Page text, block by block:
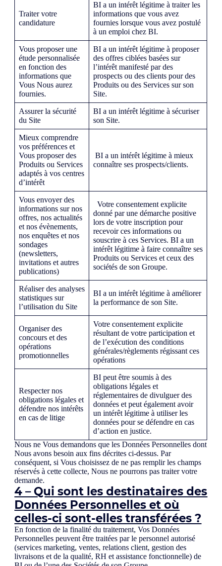
Traiter votre
candidature
BI a un intérêt légitime à traiter les
informations que vous avez
fournies lorsque vous avez postulé
à un emploi chez BI.
Vous proposer une
étude personnalisée
en fonction des
informations que
Vous Nous aurez
fournies.
BI a un intérêt légitime à proposer
des offres ciblées basées sur
l’intérêt manifesté par des
prospects ou des clients pour des
Produits ou des Services sur son
Site.
Assurer la sécurité
du Site
BI a un intérêt légitime à sécuriser
son Site.
Mieux comprendre
vos préférences et
Vous proposer des
Produits ou Services
adaptés à vos centres
d’intérêt
BI a un intérêt légitime à mieux
connaître ses prospects/clients.
Vous envoyer des
informations sur nos
offres, nos actualités
et nos évènements,
nos enquêtes et nos
sondages
(newsletters,
invitations et autres
publications)
Votre consentement explicite
donné par une démarche positive
lors de votre inscription pour
recevoir ces informations ou
souscrire à ces Services. BI a un
intérêt légitime à faire connaître ses
Produits ou Services et ceux des
sociétés de son Groupe.
Réaliser des analyses
statistiques sur
l’utilisation du Site
BI a un intérêt légitime à améliorer
la performance de son Site.
Organiser des
concours et des
opérations
promotionnelles
Votre consentement explicite
résultant de votre participation et
de l’exécution des conditions
générales/règlements régissant ces
opérations
Respecter nos
obligations légales et
défendre nos intérêts
en cas de litige
BI peut être soumis à des
obligations légales et
réglementaires de divulguer des
données et peut également avoir
un intérêt légitime à utiliser les
données pour se défendre en cas
d’action en justice.
Nous ne Vous demandons que les Données Personnelles dont
Nous avons besoin aux fins décrites ci-dessus. Par
conséquent, si Vous choisissez de ne pas remplir les champs
réservés à cette collecte, Nous ne pourrons pas traiter votre
demande.
4 – Qui sont les destinataires des
Données Personnelles et où
celles-ci sont-elles transférées ?
En fonction de la finalité du traitement, Vos Données
Personnelles peuvent être traitées par le personnel autorisé
(services marketing, ventes, relations client, gestion des
livraisons et de la qualité, RH et assistance fonctionnelle) de